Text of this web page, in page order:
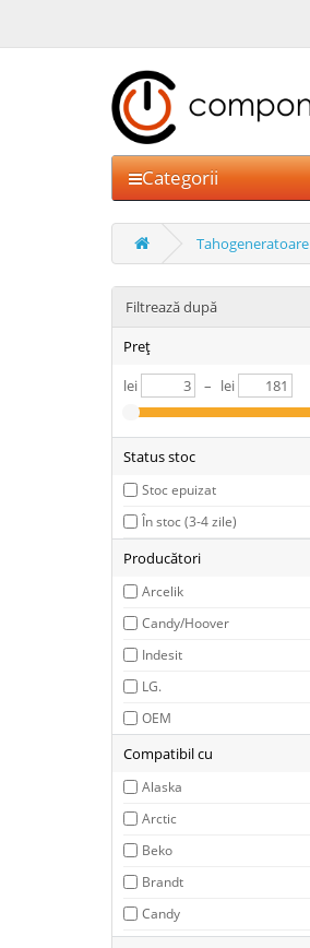
Categorii
Tahogeneratoare
Filtrează după
Preț
lei
– lei
Status stoc
Stoc epuizat
În stoc (3-4 zile)
Producători
Arcelik
Candy/Hoover
Indesit
LG.
OEM
Compatibil cu
Alaska
Arctic
Beko
Brandt
Candy